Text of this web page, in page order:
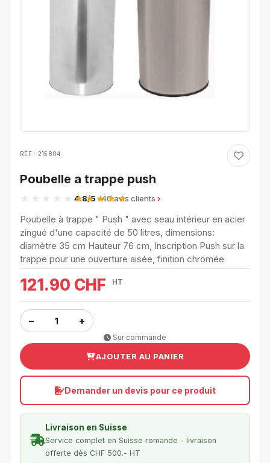
RÉF : 215804
Poubelle a trappe push
4.8/5· 40 avis clients
Poubelle à trappe " Push " avec seau intérieur en acier
zingué d'une capacité de 50 litres, dimensions:
diamètre 35 cm Hauteur 76 cm, Inscription Push sur la
trappe pour une ouverture aisée, finition chromée
121.90 CHF HT
− +
Sur commande
AJOUTER AU PANIER
Demander un devis pour ce produit
Livraison en Suisse
Service complet en Suisse romande - livraison
offerte dès CHF 500.- HT